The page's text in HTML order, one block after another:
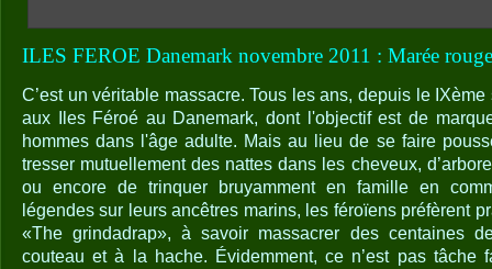
ILES FEROE Danemark novembre 2011 : Marée
C’est un véritable massacre. Tous les ans, depuis le
aux Iles Féroé au Danemark, dont l'objectif est de
hommes dans l'âge adulte. Mais au lieu de se faire
tresser mutuellement des nattes dans les cheveux,
ou encore de trinquer bruyamment en famille en
légendes sur leurs ancêtres marins, les féroïens préfèrent
«The grindadrap», à savoir massacrer des centaines
couteau et à la hache. Évidemment, ce n’est pas tâche